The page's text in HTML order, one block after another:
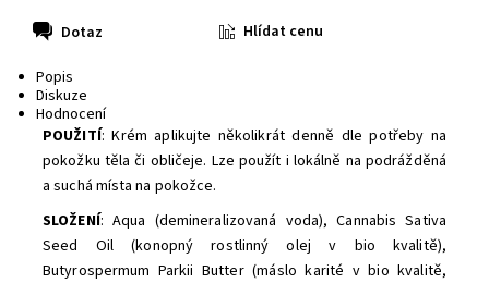
Dotaz Hlídat cenu
Popis
Diskuze
Hodnocení
POUŽITÍ: Krém aplikujte několikrát denně dle potřeby na
pokožku těla či obličeje. Lze použít i lokálně na podrážděná
a suchá místa na pokožce.
SLOŽENÍ: Aqua (demineralizovaná voda), Cannabis Sativa
Seed Oil (konopný rostlinný olej v bio kvalitě),
Butyrospermum Parkii Butter (máslo karité v bio kvalitě,